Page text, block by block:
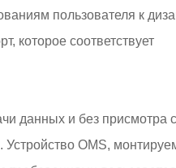
пользователя к
которое соответствует
данных и без присмотра с
OMS,